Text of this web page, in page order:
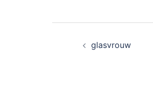
glasvrouw